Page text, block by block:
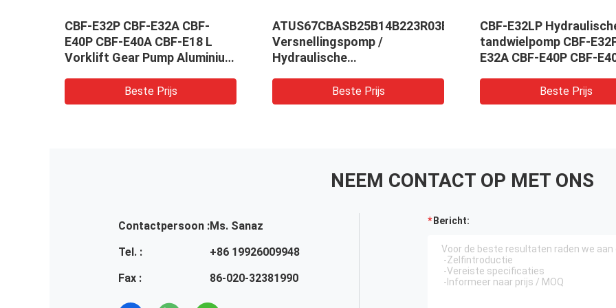
CBF-E32P CBF-E32A CBF-
E40P CBF-E40A CBF-E18 L
Vorklift Gear Pump Aluminium
Beste Prijs
ATUS67CBASB25B14B223R03B100
Versnellingspomp /
Hydraulische
Landbouwmachines
Hydraulisch voor Komatsu-
Beste Prijs
CBF-E32LP
tandwielpomp CBF-
E32A CBF-E40P CBF-
AluminiumBeste Prijs
NEEM CONTACT OP MET ONS
Contactpersoon :Ms. Sanaz
Tel. :
+86 19926009948
Fax :
86-020-32381990
Bericht: